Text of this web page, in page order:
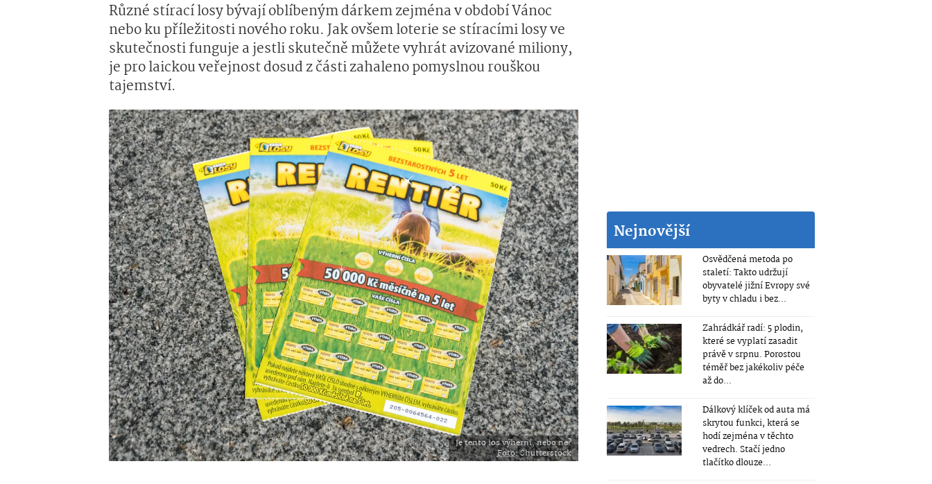
Různé stírací losy bývají oblíbeným dárkem zejména v období Vánoc
nebo ku příležitosti nového roku. Jak ovšem loterie se stíracími losy ve
skutečnosti funguje a jestli skutečně můžete vyhrát avizované miliony,
je pro laickou veřejnost dosud z části zahaleno pomyslnou rouškou
tajemství.
Je tento los výherní, nebo ne?
Foto: Shutterstock
Nejnovější
Osvědčená metoda po
staletí: Takto udržují
obyvatelé jižní Evropy své
byty v chladu i bez...
Zahrádkář radí: 5 plodin,
které se vyplatí zasadit
právě v srpnu. Porostou
téměř bez jakékoliv péče
až do...
Dálkový klíček od auta má
skrytou funkci, která se
hodí zejména v těchto
vedrech. Stačí jedno
tlačítko dlouze...